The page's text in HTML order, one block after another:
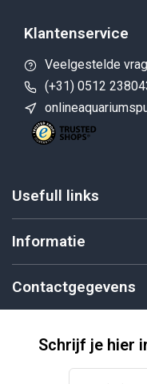
Klantenservice
Veelgestelde
(+31) 0512
Usefull links
Informatie
Contactgegevens
Schrijf je hier